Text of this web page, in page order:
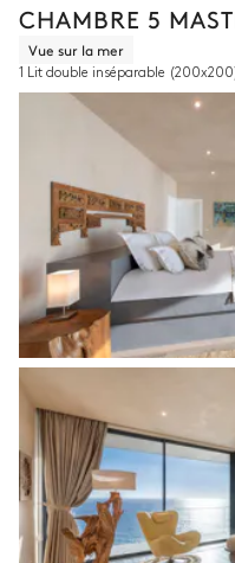
CHAMBRE 5
Vue sur la mer
1 Lit double inséparable